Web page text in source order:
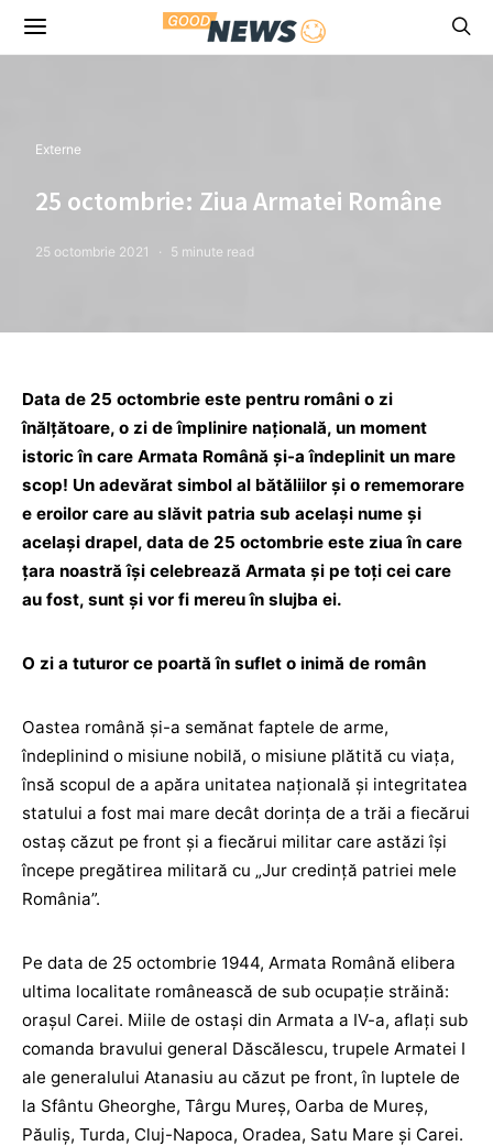
Externe
25 octombrie: Ziua Armatei Române
25 octombrie 2021 5 minute read
Data de 25 octombrie este pentru români o zi
înălțătoare, o zi de împlinire națională, un moment
istoric în care Armata Română și-a îndeplinit un mare
scop! Un adevărat simbol al bătăliilor și o rememorare
e eroilor care au slăvit patria sub același nume și
același drapel, data de 25 octombrie este ziua în care
țara noastră își celebrează Armata și pe toți cei care
au fost, sunt și vor fi mereu în slujba ei.
O zi a tuturor ce poartă în suflet o inimă de român
Oastea română și-a semănat faptele de arme,
îndeplinind o misiune nobilă, o misiune plătită cu viața,
însă scopul de a apăra unitatea națională și integritatea
statului a fost mai mare decât dorința de a trăi a fiecărui
ostaș căzut pe front și a fiecărui militar care astăzi își
începe pregătirea militară cu „Jur credință patriei mele
România”.
Pe data de 25 octombrie 1944, Armata Română elibera
ultima localitate românească de sub ocupaţie străină:
oraşul Carei. Miile de ostași din Armata a IV-a, aflați sub
comanda bravului general Dăscălescu, trupele Armatei I
ale generalului Atanasiu au căzut pe front, în luptele de
la Sfântu Gheorghe, Târgu Mureş, Oarba de Mureş,
Păuliş, Turda, Cluj-Napoca, Oradea, Satu Mare şi Carei.